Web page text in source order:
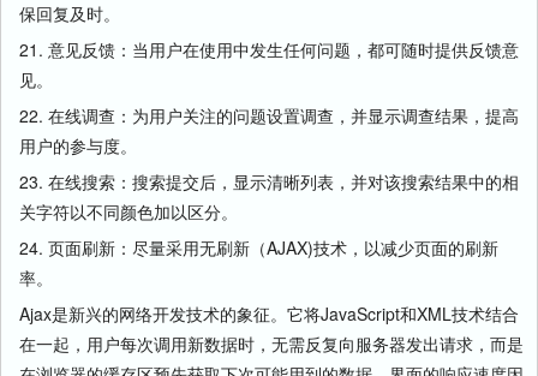
保回复及时。
21. 意见反馈：当用户在使用中发生任何问题，都可随时提供反馈意
见。
22. 在线调查：为用户关注的问题设置调查，并显示调查结果，提高
用户的参与度。
23. 在线搜索：搜索提交后，显示清晰列表，并对该搜索结果中的相
关字符以不同颜色加以区分。
24. 页面刷新：尽量采用无刷新（AJAX)技术，以减少页面的刷新
率。
Ajax是新兴的网络开发技术的象征。它将JavaScript和XML技术结合
在一起，用户每次调用新数据时，无需反复向服务器发出请求，而是